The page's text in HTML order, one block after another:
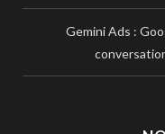
Gemini Ads :